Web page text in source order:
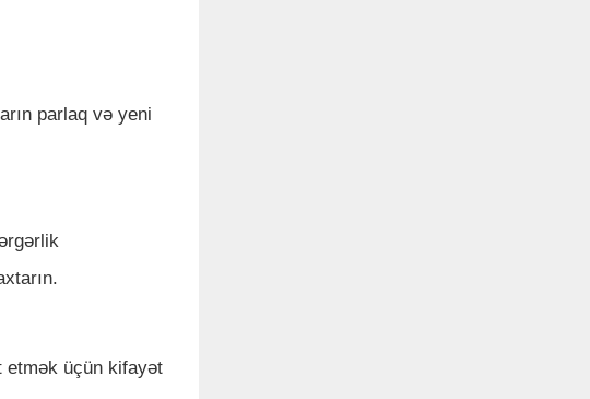
parlaq və yeni
etmək üçün kifayət